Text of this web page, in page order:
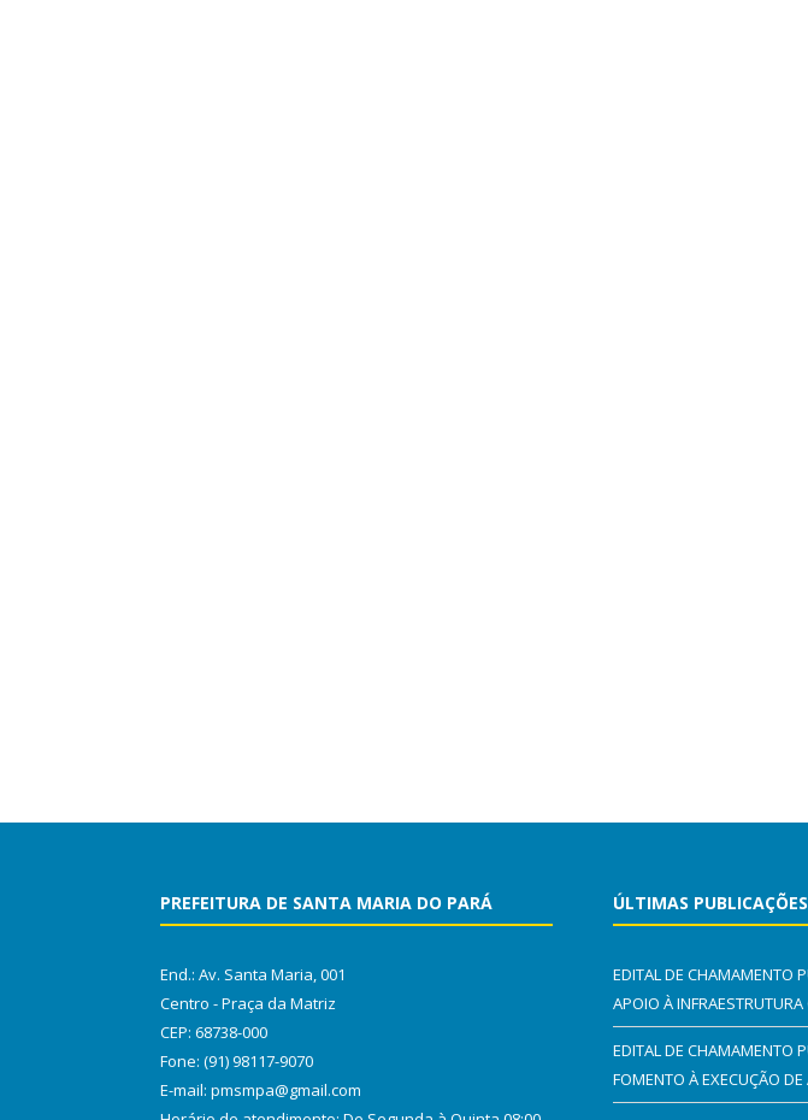
PREFEITURA DE SANTA MARIA DO PARÁ
End.: Av. Santa Maria, 001
Centro - Praça da Matriz
CEP: 68738-000
Fone: (91) 98117-9070
E-mail: pmsmpa@gmail.com
ÚLTIMAS PUBLICAÇÕES
EDITAL DE CHAMAMENTO
APOIO À INFRAESTRUTURA
EDITAL DE CHAMAMENTO
FOMENTO À EXECUÇÃO